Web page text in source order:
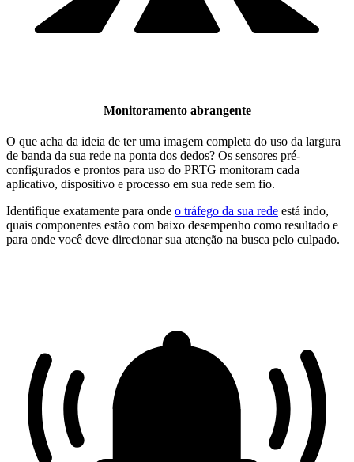
Monitoramento abrangente
O que acha da ideia de ter uma imagem completa do uso da largura
de banda da sua rede na ponta dos dedos? Os sensores pré-
configurados e prontos para uso do PRTG monitoram cada
aplicativo, dispositivo e processo em sua rede sem fio.
Identifique exatamente para onde o tráfego da sua rede está indo,
quais componentes estão com baixo desempenho como resultado e
para onde você deve direcionar sua atenção na busca pelo culpado.